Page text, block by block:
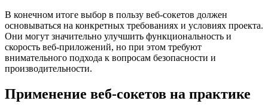
В конечном итоге выбор в пользу веб-сокетов должен
основываться на конкретных требованиях и условиях проекта.
Они могут значительно улучшить функциональность и
скорость веб-приложений, но при этом требуют
внимательного подхода к вопросам безопасности и
производительности.
Применение веб-сокетов на практике